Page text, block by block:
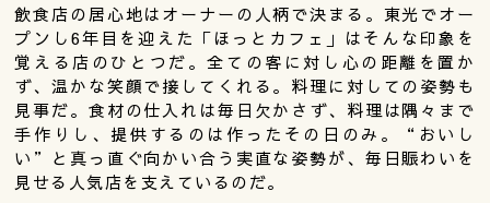
飲食店の居心地はオーナーの人柄で決まる。東光でオー
プンし6年目を迎えた「ほっとカフェ」はそんな印象を
覚える店のひとつだ。全ての客に対し心の距離を置か
ず、温かな笑顔で接してくれる。料理に対しての姿勢も
見事だ。食材の仕入れは毎日欠かさず、料理は隅々まで
手作りし、提供するのは作ったその日のみ。“おいし
い”と真っ直ぐ向かい合う実直な姿勢が、毎日賑わいを
見せる人気店を支えているのだ。